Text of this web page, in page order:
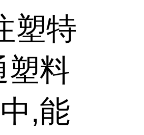
塑特
塑料
,能